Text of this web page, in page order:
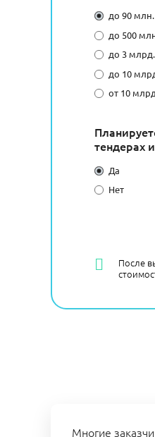
до 90
до 500
до 3
до 10
от 10
тендерах
Да
Нет
После
Многие